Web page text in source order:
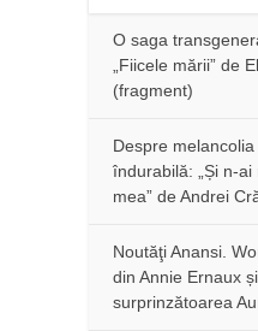
O saga
„Fiicele mării” de
(fragment)
Despre
îndurabilă: „Și n-
mea” de Andrei
Noutăţi Anansi.
din Annie Ernaux
surprinzătoarea